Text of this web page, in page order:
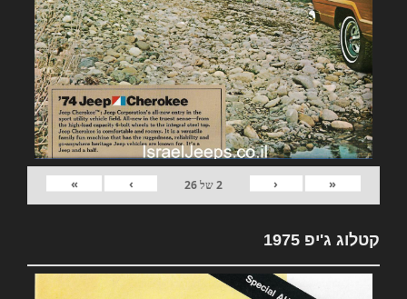
«
‹
2של26
›
»
קטלוג ג'יפ 1975